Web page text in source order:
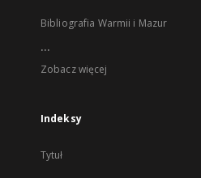
Bibliografia Warmii i Mazur
...
Zobacz więcej
Indeksy
Tytuł